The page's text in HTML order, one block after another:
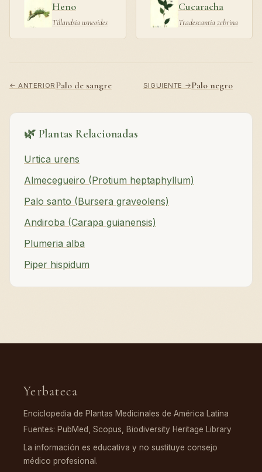
Heno
Tillandsia usneoides
Cucaracha
Tradescantia zebrina
← ANTERIORPalo de sangre SIGUIENTE →Palo negro
🌿 Plantas Relacionadas
Urtica urens
Almecegueiro (Protium heptaphyllum)
Palo santo (Bursera graveolens)
Andiroba (Carapa guianensis)
Plumeria alba
Piper hispidum
Yerbateca
Enciclopedia de Plantas Medicinales de América Latina
Fuentes: PubMed, Scopus, Biodiversity Heritage Library
La información es educativa y no sustituye consejo
médico profesional.